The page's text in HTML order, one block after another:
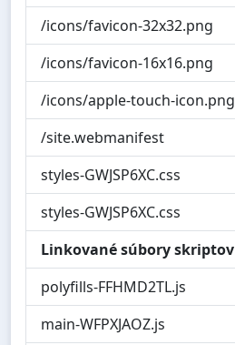
/icons/favicon-32x32.png
/icons/favicon-16x16.png
/icons/apple-touch-icon.png
/site.webmanifest
styles-GWJSP6XC.css
styles-GWJSP6XC.css
Linkované súbory skriptov
polyfills-FFHMD2TL.js
main-WFPXJAOZ.js